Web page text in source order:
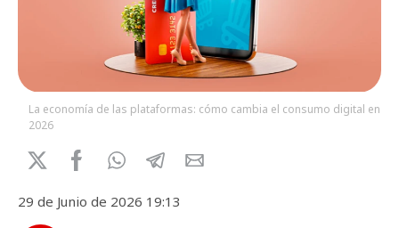
La economía de las plataformas: cómo cambia el consumo digital en
2026
29 de Junio de 2026 19:13